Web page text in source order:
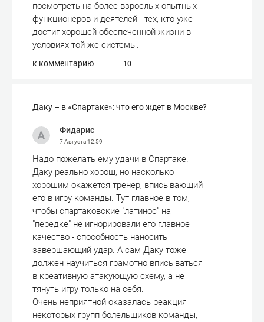
посмотреть на более взрослых опытных
функционеров и деятелей - тех, кто уже
достиг хорошей обеспеченной жизни в
условиях той же системы.
к комментарию 10
Даку – в «Спартаке»: что его ждет в Москве?
Фидарис
7 Августа12:59
Надо пожелать ему удачи в Спартаке.
Даку реально хорош, но насколько
хорошим окажется тренер, вписывающий
его в игру команды. Тут главное в том,
чтобы спартаковские "латинос" на
"передке" не игнорировали его главное
качество - способность наносить
завершающий удар. А сам Даку тоже
должен научиться грамотно вписываться
в креативную атакующую схему, а не
тянуть игру только на себя.
Очень неприятной оказалась реакция
некоторых групп болельщиков команды,